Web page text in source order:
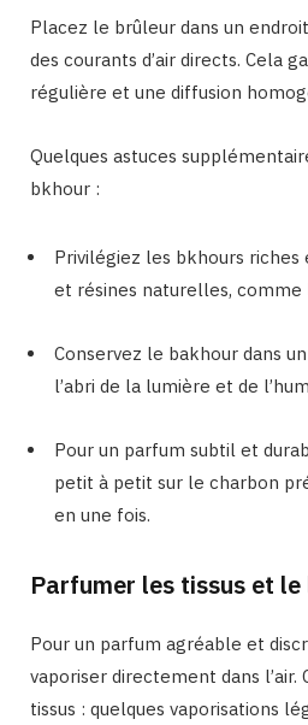
Placez le brûleur dans un
des courants d’air directs. Cela
régulière et une diffusion
Quelques astuces
bkhour :
Privilégiez les bkhours
et résines naturelles, comme
Conservez le bakhour dans
l’abri de la lumière et de
Pour un parfum subtil et
petit à petit sur le charbon
en une fois.
Parfumer les tissus et le
Pour un parfum agréable et
vaporiser directement dans l’air.
tissus : quelques vaporisations